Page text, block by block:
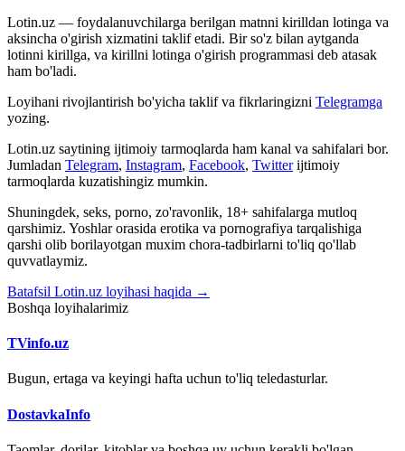
Lotin.uz — foydalanuvchilarga berilgan matnni kirilldan lotinga va
aksincha o'girish xizmatini taklif etadi. Bir so'z bilan aytganda
lotinni kirillga, va kirillni lotinga o'girish programmasi deb atasak
ham bo'ladi.
Loyihani rivojlantirish bo'yicha taklif va fikrlaringizni Telegramga
yozing.
Lotin.uz saytining ijtimoiy tarmoqlarda ham kanal va sahifalari bor.
Jumladan Telegram, Instagram, Facebook, Twitter ijtimoiy
tarmoqlarda kuzatishingiz mumkin.
Shuningdek, seks, porno, zo'ravonlik, 18+ sahifalarga mutloq
qarshimiz. Yoshlar orasida erotika va pornografiya tarqalishiga
qarshi olib borilayotgan muxim chora-tadbirlarni to'liq qo'llab
quvvatlaymiz.
Batafsil Lotin.uz loyihasi haqida →
Boshqa loyihalarimiz
TVinfo.uz
Bugun, ertaga va keyingi hafta uchun to'liq teledasturlar.
DostavkaInfo